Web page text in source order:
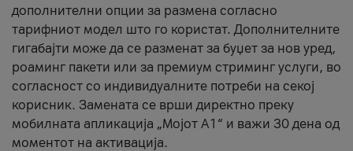
дополнителни опции за размена согласно
тарифниот модел што го користат. Дополнителните
гигабајти може да се разменат за буџет за нов уред,
роаминг пакети или за премиум стриминг услуги, во
согласност со индивидуалните потреби на секој
корисник. Замената се врши директно преку
мобилната апликација „Мојот А1“ и важи 30 дена од
моментот на активација.